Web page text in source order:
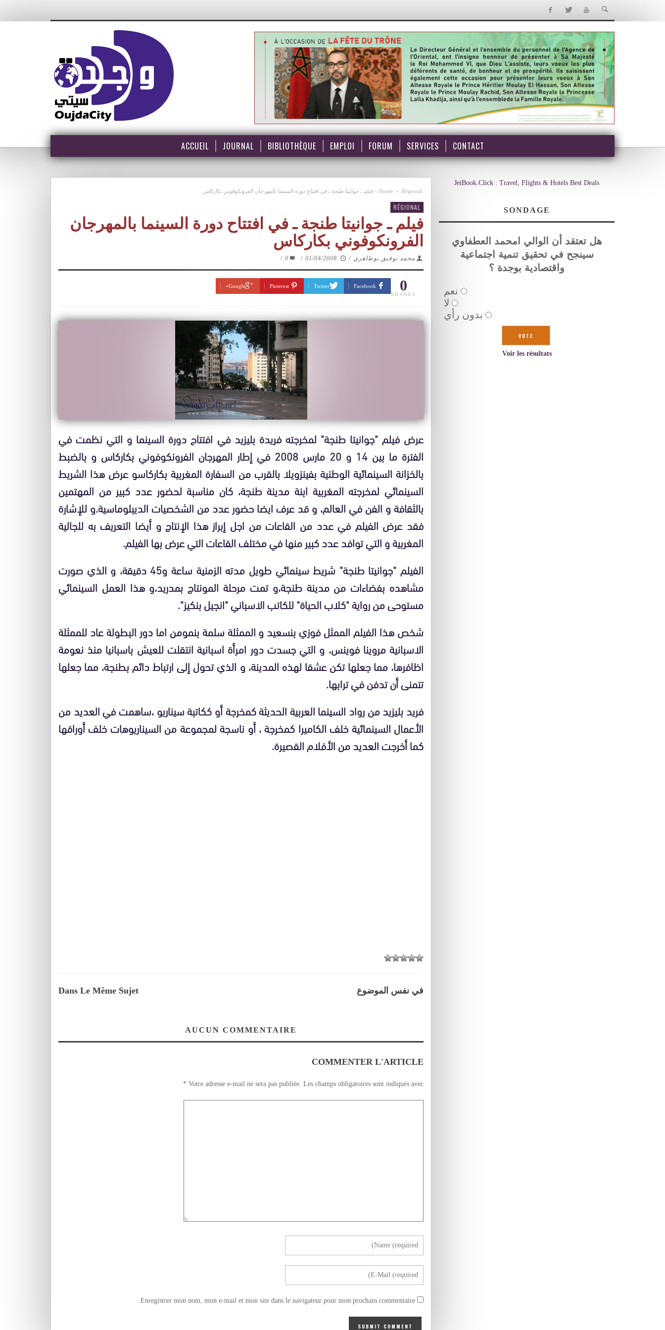
ACCUEIL JOURNAL BIBLIOTHÈQUE EMPLOI FORUM SERVICES CONTACT
Home » Régional
» فيلم ـ جوانيتا طنجة ـ في افتتاح دورة السينما بالمهرجان الفرونكوفوني بكاركاس
RÉGIONAL
فيلم ـ جوانيتا طنجة ـ في افتتاح دورة السينما بالمهرجان
الفرونكوفوني بكاركاس
محمد توفيق بوطاهري /
01/04/2008
/
0
/
0
SHARES
Facebook
Twitter
Pinterest
Google+
عرض فيلم "جوانيتا طنجة" لمخرجته فريدة بليزيد في افتتاح دورة السينما و التي نظمت في
الفترة ما بين 14 و 20 مارس 2008 في إطار المهرجان الفرونكوفوني بكاركاس و بالضبط
بالخزانة السينمائية الوطنية بفينزويلا بالقرب من السفارة المغربية بكاركاسو عرض هذا الشريط
السينمائي لمخرجته المغربية ابنة مدينة طنجة، كان مناسبة لحضور عدد كبير من المهتمين
بالثقافة و الفن في العالم، و قد عرف ايضا حضور عدد من الشخصيات الديبلوماسية.و للإشارة
فقد عرض الفيلم في عدد من القاعات من اجل إبراز هذا الإنتاج و أيضا التعريف به للجالية
المغربية و التي توافد عدد كبير منها في مختلف القاعات التي عرض بها الفيلم.
الفيلم "جوانيتا طنجة" شريط سينمائي طويل مدته الزمنية ساعة و45 دقيقة، و الذي صورت
مشاهده بفضاءات من مدينة طنجة،و تمت مرحلة المونتاج بمدريد،و هذا العمل السينمائي
مستوحى من رواية "كلاب الحياة" للكاتب الاسباني "انجيل بنكيز".
شخص هذا الفيلم الممثل فوزي بنسعيد و الممثلة سلمة بنمومن اما دور البطولة عاد للممثلة
الاسبانية مروينا فوينس، و التي جسدت دور امرأة اسبانية انتقلت للعيش باسبانيا منذ نعومة
اظافرها، مما جعلها تكن عشقا لهذه المدينة، و الذي تحول إلى ارتباط دائم بطنجة، مما جعلها
تتمنى أن تدفن في ترابها.
فريد بليزيد من رواد السينما العربية الحديثة كمخرجة أو ككاتبة سيناريو ،ساهمت في العديد من
الأعمال السينمائية خلف الكاميرا كمخرجة ، أو ناسجة لمجموعة من السيناريوهات خلف أوراقها
كما أخرجت العديد من الأفلام القصيرة.
Dans Le Même Sujet في نفس الموضوع
AUCUN COMMENTAIRE
COMMENTER L'ARTICLE
Votre adresse e-mail ne sera pas publiée. Les champs obligatoires sont indiqués avec
*
Enregistrer mon nom, mon e-mail et mon site dans le navigateur pour mon prochain commentaire.
JetBook.Click : Travel, Flights & Hotels Best Deals
SONDAGE
هل تعتقد أن الوالي امحمد العطفاوي
سينجح في تحقيق تنمية اجتماعية
واقتصادية بوجدة ؟
نعم
لا
بدون رأي
Voir les résultats